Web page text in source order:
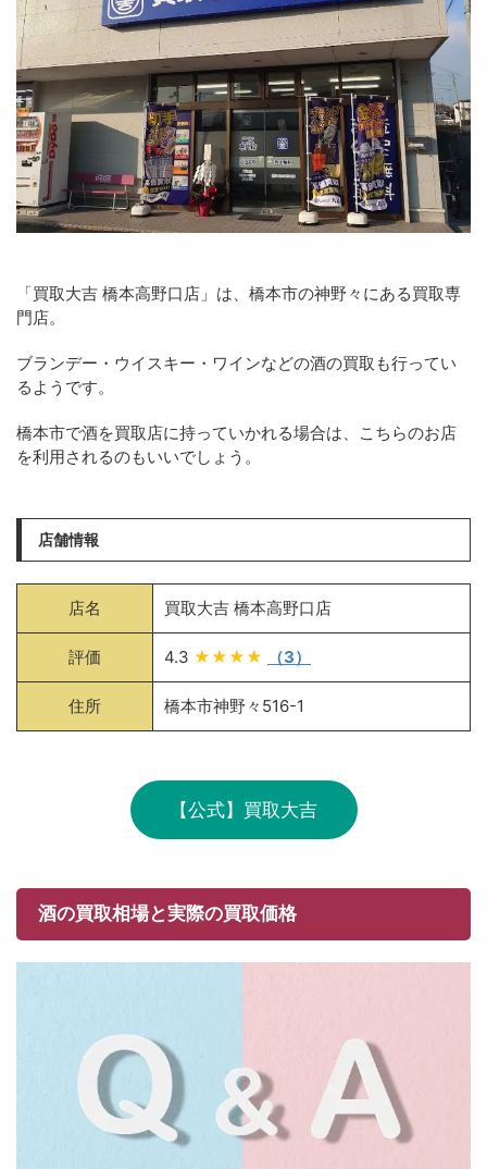
「買取大吉 橋本高野口店」は、橋本市の神野々にある買取専
門店。
ブランデー・ウイスキー・ワインなどの酒の買取も行ってい
るようです。
橋本市で酒を買取店に持っていかれる場合は、こちらのお店
を利用されるのもいいでしょう。
店舗情報
店名 買取大吉 橋本高野口店
評価 4.3 ★★★★ （3）
住所 橋本市神野々516-1
【公式】買取大吉
酒の買取相場と実際の買取価格